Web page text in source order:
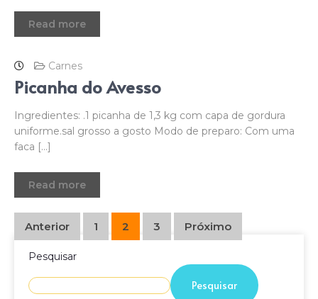
Read more
Carnes
Picanha do Avesso
Ingredientes: .1 picanha de 1,3 kg com capa de gordura
uniforme.sal grosso a gosto Modo de preparo: Com uma
faca […]
Read more
Anterior 1 2 3 Próximo
Pesquisar
Pesquisar